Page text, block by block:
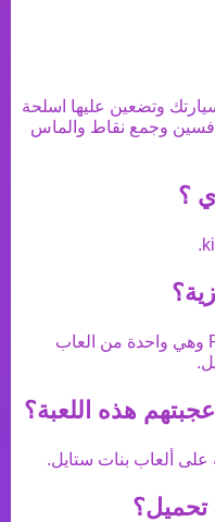
وتضعين عليها اسلحة
وجمع نقاط والماس
؟
.
وهي واحدة من العاب
هذه اللعبة؟
على ألعاب بنات ستايل.
تحميل؟